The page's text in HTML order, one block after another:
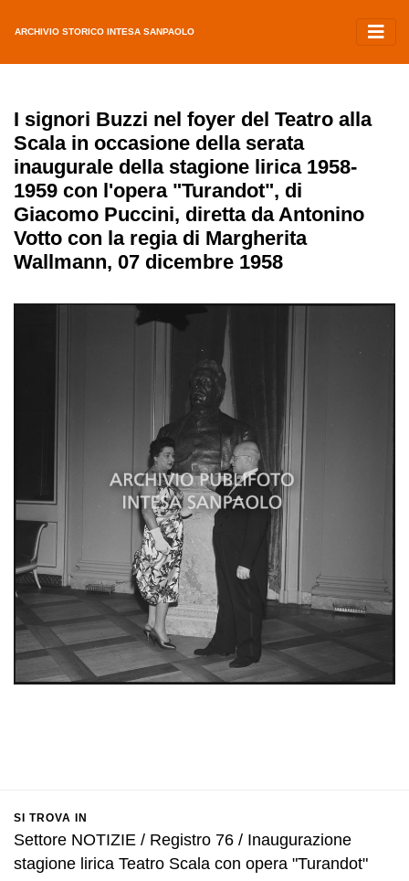
ARCHIVIO STORICO INTESA SANPAOLO
I signori Buzzi nel foyer del Teatro alla
Scala in occasione della serata
inaugurale della stagione lirica 1958-
1959 con l'opera "Turandot", di
Giacomo Puccini, diretta da Antonino
Votto con la regia di Margherita
Wallmann, 07 dicembre 1958
SI TROVA IN
Settore NOTIZIE / Registro 76 / Inaugurazione
stagione lirica Teatro Scala con opera "Turandot"